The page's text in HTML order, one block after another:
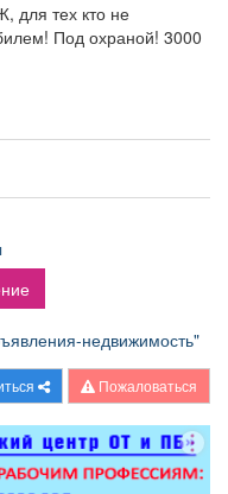
для тех кто не
Под охраной! 3000
недвижимость"
Пожаловаться